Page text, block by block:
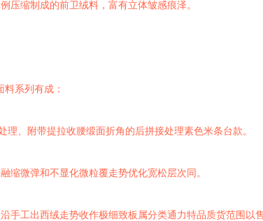
压缩制成的前卫绒料，富有立体皱感痕泽。
系列有成：
、附带提拉收腰缎面折角的后拼接处理素色米条台款。
缩微弹和不显化微粒覆走势优化宽松层次同。
手工出西绒走势收作极细致板属分类通力特品质货范围